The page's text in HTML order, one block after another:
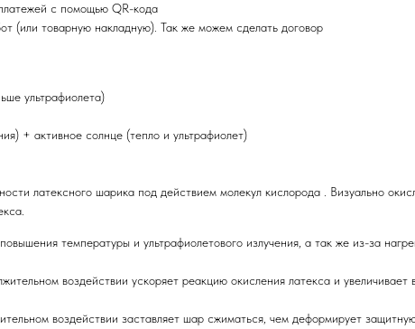
с помощью QR-кода
(или товарную накладную). Так же можем сделать договор
ультрафиолета)
+ активное солнце (тепло и ультрафиолет)
латексного шарика под действием молекул кислорода . Визуально
температуры и ультрафиолетового излучения, а так же из-за
воздействии ускоряет реакцию окисления латекса и увеличивает
воздействии заставляет шар сжиматься, чем деформирует